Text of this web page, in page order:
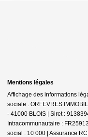
Mentions légales
Affichage des informations
sociale : ORFEVRES
- 41000 BLOIS | Siret :
Intracommunautaire :
social : 10 000 | Assurance